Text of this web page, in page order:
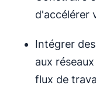
d'accélérer
Intégrer
aux
flux de